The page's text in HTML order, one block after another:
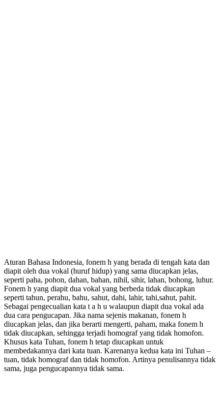
Aturan Bahasa Indonesia, fonem h yang berada di tengah kata dan
diapit oleh dua vokal (huruf hidup) yang sama diucapkan jelas,
seperti paha, pohon, dahan, bahan, nihil, sihir, lahan, bohong, luhur.
Fonem h yang diapit dua vokal yang berbeda tidak diucapkan
seperti tahun, perahu, bahu, sahut, dahi, lahir, tahi,sahut, pahit.
Sebagai pengecualian kata t a h u walaupun diapit dua vokal ada
dua cara pengucapan. Jika nama sejenis makanan, fonem h
diucapkan jelas, dan jika berarti mengerti, paham, maka fonem h
tidak diucapkan, sehingga terjadi homograf yang tidak homofon.
Khusus kata Tuhan, fonem h tetap diucapkan untuk
membedakannya dari kata tuan. Karenanya kedua kata ini Tuhan –
tuan, tidak homograf dan tidak homofon. Artinya penulisannya tidak
sama, juga pengucapannya tidak sama.